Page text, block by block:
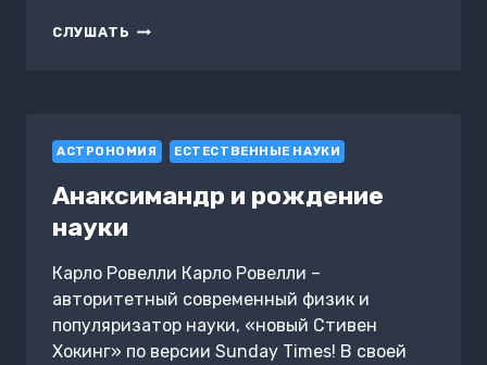
СЛУШАТЬ СУПЕРОБЪЕКТЫ.
АСТРОНОМИЯ ЕСТЕСТВЕННЫЕ НАУКИ
Анаксимандр и рождение
науки
Карло Ровелли Карло Ровелли –
авторитетный современный физик и
популяризатор науки, «новый Стивен
Хокинг» по версии Sunday Times! В своей